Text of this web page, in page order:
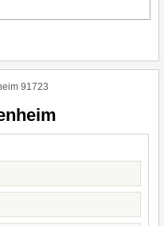
91723